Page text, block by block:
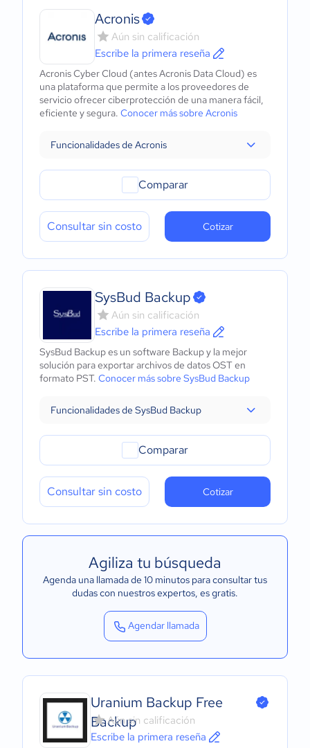
Acronis
Aún sin calificación
Escribe la primera reseña
Acronis Cyber Cloud (antes Acronis Data Cloud) es
una plataforma que permite a los proveedores de
servicio ofrecer ciberprotección de una manera fácil,
eficiente y segura. Conocer más sobre Acronis
Funcionalidades de Acronis
Comparar
Consultar sin costo Cotizar
SysBud Backup
Aún sin calificación
Escribe la primera reseña
SysBud Backup es un software Backup y la mejor
solución para exportar archivos de datos OST en
formato PST. Conocer más sobre SysBud Backup
Funcionalidades de SysBud Backup
Comparar
Consultar sin costo Cotizar
Agiliza tu búsqueda
Agenda una llamada de 10 minutos para consultar tus
dudas con nuestros expertos, es gratis.
Agendar llamada
Uranium Backup Free
Backup
Aún sin calificación
Escribe la primera reseña